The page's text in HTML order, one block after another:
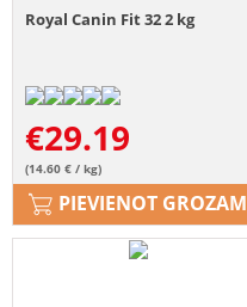
Royal Canin Fit 32 2 kg
€29.19
(14.60 € / kg)
PIEVIENOT GROZAM